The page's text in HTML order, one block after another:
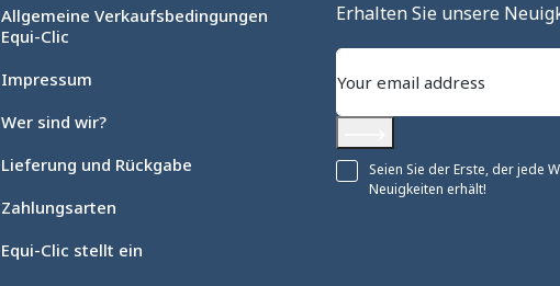
Allgemeine Verkaufsbedingungen
Equi-Clic
Impressum
Wer sind wir?
Lieferung und Rückgabe
Zahlungsarten
Equi-Clic stellt ein
Erhalten Sie unsere
Abonnieren
Seien Sie der Erste, der jede
Neuigkeiten erhält!